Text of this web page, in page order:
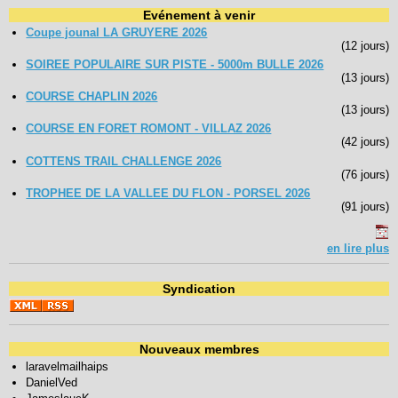
Evénement à venir
Coupe jounal LA GRUYERE 2026
(12 jours)
SOIREE POPULAIRE SUR PISTE - 5000m BULLE 2026
(13 jours)
COURSE CHAPLIN 2026
(13 jours)
COURSE EN FORET ROMONT - VILLAZ 2026
(42 jours)
COTTENS TRAIL CHALLENGE 2026
(76 jours)
TROPHEE DE LA VALLEE DU FLON - PORSEL 2026
(91 jours)
en lire plus
Syndication
Nouveaux membres
laravelmailhaips
DanielVed